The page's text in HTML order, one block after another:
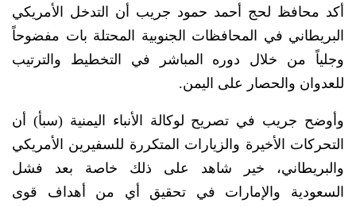
أكد محافظ لحج أحمد حمود جريب أن التدخل الأمريكي
البريطاني في المحافظات الجنوبية المحتلة بات مفضوحاً
وجلياً من خلال دوره المباشر في التخطيط والترتيب
للعدوان والحصار على اليمن.
وأوضح جريب في تصريح لوكالة الأنباء اليمنية (سبأ) أن
التحركات الأخيرة والزيارات المتكررة للسفيرين الأمريكي
والبريطاني، خير شاهد على ذلك خاصة بعد فشل
السعودية والإمارات في تحقيق أي من أهداف قوى